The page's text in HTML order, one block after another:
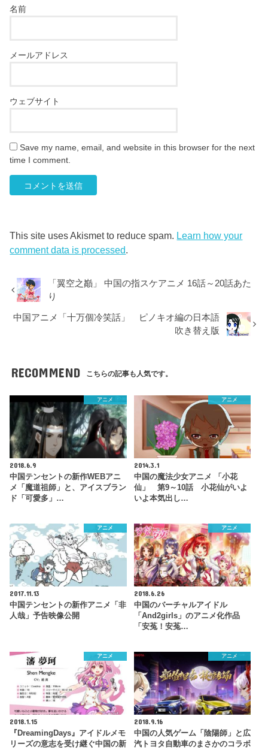
名前
メールアドレス
ウェブサイト
Save my name, email, and website in this browser for the next
time I comment.
This site uses Akismet to reduce spam. Learn how your
comment data is processed.
「翼空之巓」 中国の指スケアニメ 16話～20話あた
り
中国アニメ「十万個冷笑話」 ピノキオ編の日本語
吹き替え版
RECOMMEND こちらの記事も人気です。
アニメ
2018.6.9
中国テンセントの新作WEBアニ
メ「魔道祖師」と、アイスブラン
ド「可愛多」…
アニメ
2014.3.1
中国の魔法少女アニメ 「小花
仙」 第9～10話 小花仙がいよ
いよ本気出し…
アニメ
2017.11.13
中国テンセントの新作アニメ「非
人哉」予告映像公開
アニメ
2018.6.26
中国のバーチャルアイドル
「And2girls」のアニメ化作品
「安菟！安菟…
アニメ
2018.1.15
『DreamingDays』アイドルメモ
リーズの意志を受け継ぐ中国の新
アニメ
2018.9.16
中国の人気ゲーム「陰陽師」と広
汽トヨタ自動車のまさかのコラボ